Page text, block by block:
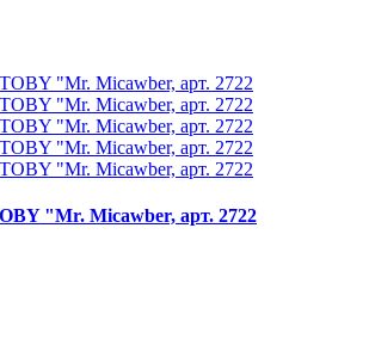
"Mr. Micawber, арт. 2722